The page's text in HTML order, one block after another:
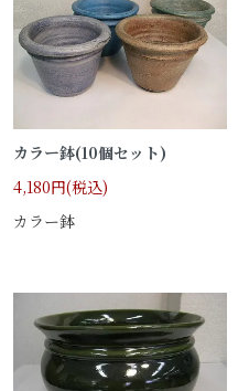
カラー鉢(10個セット)
4,180円(税込)
カラー鉢